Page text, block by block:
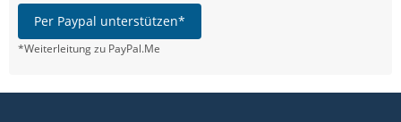
Per Paypal unterstützen*
*Weiterleitung zu PayPal.Me